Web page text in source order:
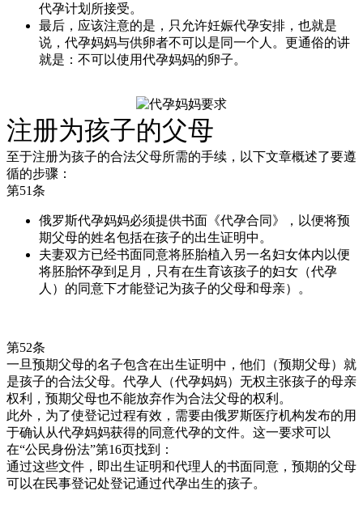
代孕计划所接受。
最后，应该注意的是，只允许妊娠代孕安排，也就是
说，代孕妈妈与供卵者不可以是同一个人。更通俗的讲
就是：不可以使用代孕妈妈的卵子。
注册为孩子的父母
至于注册为孩子的合法父母所需的手续，以下文章概述了要遵
循的步骤：
第51条
俄罗斯代孕妈妈必须提供书面《代孕合同》，以便将预
期父母的姓名包括在孩子的出生证明中。
夫妻双方已经书面同意将胚胎植入另一名妇女体内以便
将胚胎怀孕到足月，只有在生育该孩子的妇女（代孕
人）的同意下才能登记为孩子的父母和母亲）。
第52条
一旦预期父母的名子包含在出生证明中，他们（预期父母）就
是孩子的合法父母。代孕人（代孕妈妈）无权主张孩子的母亲
权利，预期父母也不能放弃作为合法父母的权利。
此外，为了使登记过程有效，需要由俄罗斯医疗机构发布的用
于确认从代孕妈妈获得的同意代孕的文件。这一要求可以
在“公民身份法”第16页找到：
通过这些文件，即出生证明和代理人的书面同意，预期的父母
可以在民事登记处登记通过代孕出生的孩子。